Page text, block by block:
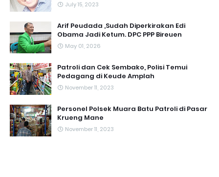
July 15, 2023
Arif Peudada ,Sudah Diperkirakan Edi
Obama Jadi Ketum. DPC PPP Bireuen
May 01, 2026
Patroli dan Cek Sembako, Polisi Temui
Pedagang di Keude Amplah
November 11, 2023
Personel Polsek Muara Batu Patroli di Pasar
Krueng Mane
November 11, 2023